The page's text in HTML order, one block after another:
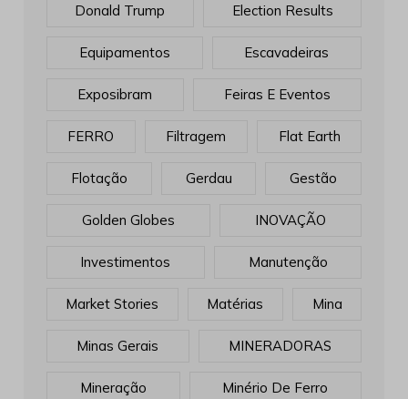
Donald Trump Election Results
Equipamentos Escavadeiras
Exposibram Feiras E Eventos
FERRO Filtragem Flat Earth
Flotação Gerdau Gestão
Golden Globes INOVAÇÃO
Investimentos Manutenção
Market Stories Matérias Mina
Minas Gerais MINERADORAS
Mineração Minério De Ferro